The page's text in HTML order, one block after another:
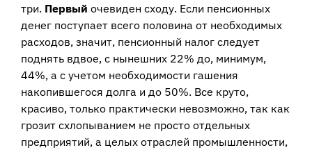
три. Первый очевиден сходу. Если пенсионных
денег поступает всего половина от необходимых
расходов, значит, пенсионный налог следует
поднять вдвое, с нынешних 22% до, минимум,
44%, а с учетом необходимости гашения
накопившегося долга и до 50%. Все круто,
красиво, только практически невозможно, так как
грозит схлопыванием не просто отдельных
предприятий, а целых отраслей промышленности,